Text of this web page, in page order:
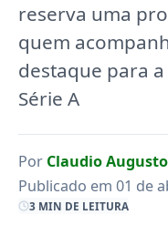
reserva uma
quem
destaque para
Série A
Por Claudio Augusto
Publicado em 01 de
3 MIN DE LEITURA